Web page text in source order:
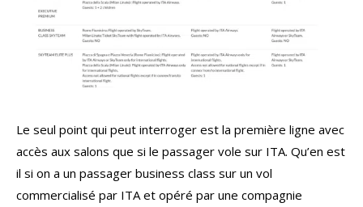
Le seul point qui peut interroger est la première ligne avec
accès aux salons que si le passager vole sur ITA. Qu’en est
il si on a un passager business class sur un vol
commercialisé par ITA et opéré par une compagnie